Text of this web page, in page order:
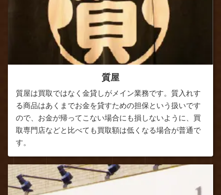
質屋
質屋は買取ではなく金貸しがメイン業務です。質入れす
る商品はあくまでお金を貸すための担保という扱いです
ので、お金が帰ってこない場合にも損しないように、買
取専門店などと比べても買取額は低くなる場合が普通で
す。